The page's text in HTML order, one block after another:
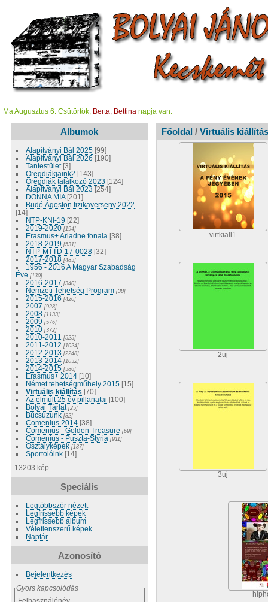
Ma Augusztus 6. Csütörtök, Berta, Bettina napja van.
Albumok
Alapítványi Bál 2025 [99]
Alapítványi Bál 2026 [190]
Tantestület [3]
Öregdiákjaink2 [143]
Öregdiák találkozó 2023 [124]
Alapítványi Bál 2023 [254]
DONNA MIA [201]
Budó Ágoston fizikaverseny 2022
[14]
NTP-KNI-19 [22]
2019-2020 [194]
Erasmus+ Ariadne fonala [38]
2018-2019 [531]
NTP-MTTD-17-0028 [32]
2017-2018 [485]
1956 - 2016 A Magyar Szabadság
Éve [130]
2016-2017 [340]
Nemzeti Tehetség Program [38]
2015-2016 [420]
2007 [928]
2008 [1133]
2009 [576]
2010 [372]
2010-2011 [525]
2011-2012 [1024]
2012-2013 [2248]
2013-2014 [1032]
2014-2015 [586]
Erasmus+ 2014 [10]
Német tehetségműhely 2015 [15]
Virtuális kiállítás [70]
Az elmúlt 25 év pillanatai [100]
Bolyai Tárlat [25]
Búcsúzunk [82]
Comenius 2014 [38]
Comenius - Golden Treasure [69]
Comenius - Puszta-Styria [911]
Osztályképek [187]
Sportolóink [14]
13203 kép
Speciális
Legtöbbször nézett
Legfrissebb képek
Legfrissebb album
Véletlenszerű képek
Naptár
Azonosító
Bejelentkezés
Gyors kapcsolódás
Főoldal/ Virtuális kiállítás
virtkiall1
2uj
3uj